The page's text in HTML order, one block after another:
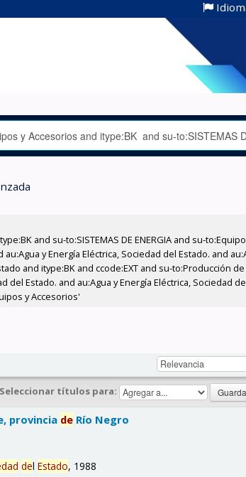
and su-to:SISTEMAS DE ENERGIA and su-
y Energía Eléctrica, Sociedad del Estado. and
and itype:BK and ccode:EXT and su-to:Producción
Estado. and au:Agua y Energía Eléctrica, Sociedad
y Accesorios'
Seleccionar títulos para:
provincia de Río Negro
delEstado, 1988